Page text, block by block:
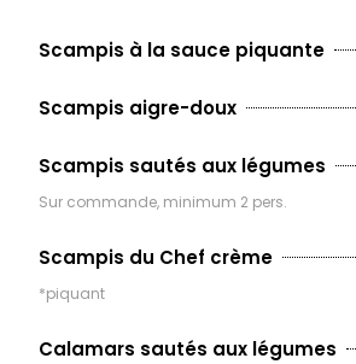
Scampis à la sauce piquante
Scampis aigre-doux
Scampis sautés aux légumes
Sur commande, minimum 2 pers.
Scampis du Chef crème
*piquant
Calamars sautés aux légumes